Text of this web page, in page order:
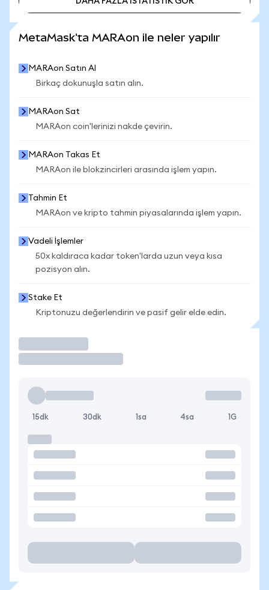
MetaMask'ta MARAon ile neler yapılır
MARAon Satın Al
Birkaç dokunuşla satın alın.
MARAon Sat
MARAon coin'lerinizi nakde çevirin.
MARAon Takas Et
MARAon ile blokzincirleri arasında işlem yapın.
Tahmin Et
MARAon ve kripto tahmin piyasalarında işlem yapın.
Vadeli İşlemler
50x kaldıraca kadar token'larda uzun veya kısa
pozisyon alın.
Stake Et
Kriptonuzu değerlendirin ve pasif gelir elde edin.
15dk 30dk 1sa 4sa 1G